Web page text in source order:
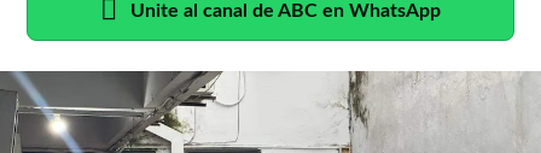
Unite al canal de ABC en WhatsApp